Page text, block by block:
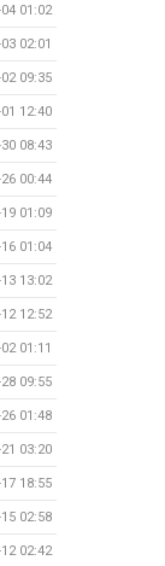
01:02
02:01
09:35
12:40
08:43
00:44
01:09
01:04
13:02
12:52
01:11
09:55
01:48
03:20
18:55
02:58
02:42